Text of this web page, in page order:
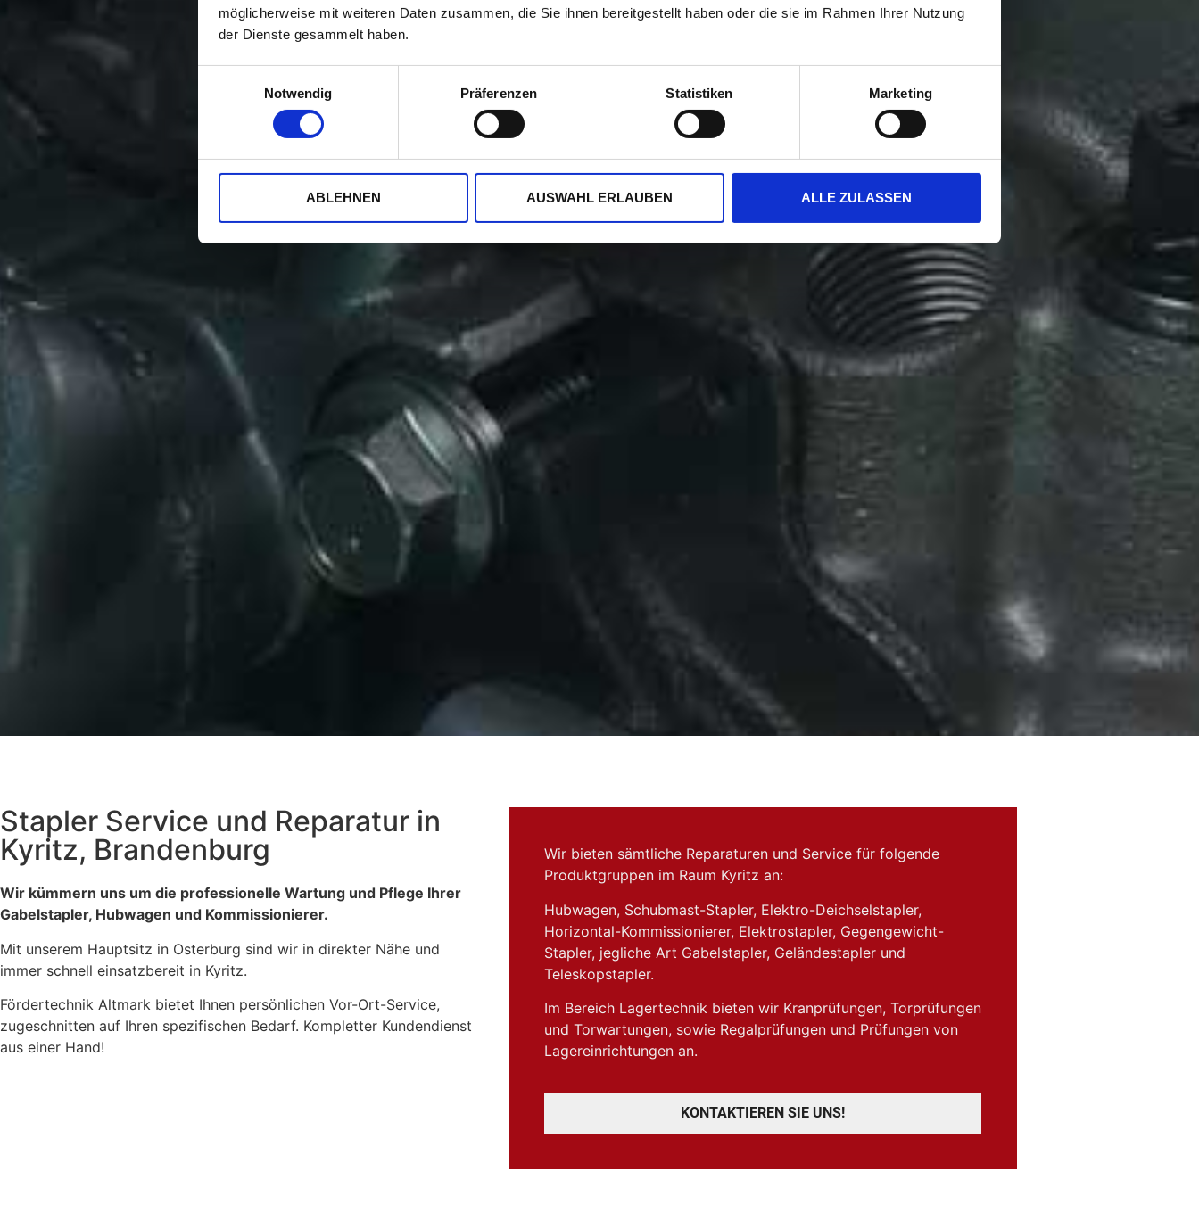
möglicherweise mit weiteren Daten zusammen, die Sie ihnen bereitgestellt haben oder die sie im Rahmen Ihrer Nutzung
der Dienste gesammelt haben.
Notwendig
Präferenzen Statistiken Marketing
ABLEHNEN AUSWAHL ERLAUBEN ALLE ZULASSEN
Stapler Service und Reparatur in
Kyritz, Brandenburg
Wir kümmern uns um die professionelle Wartung und Pflege Ihrer
Gabelstapler, Hubwagen und Kommissionierer.
Mit unserem Hauptsitz in Osterburg sind wir in direkter Nähe und
immer schnell einsatzbereit in Kyritz.
Fördertechnik Altmark bietet Ihnen persönlichen Vor-Ort-Service,
zugeschnitten auf Ihren spezifischen Bedarf. Kompletter Kundendienst
aus einer Hand!
Wir bieten sämtliche Reparaturen und Service für folgende
Produktgruppen im Raum Kyritz an:
Hubwagen, Schubmast-Stapler, Elektro-Deichselstapler,
Horizontal-Kommissionierer, Elektrostapler, Gegengewicht-
Stapler, jegliche Art Gabelstapler, Geländestapler und
Teleskopstapler.
Im Bereich Lagertechnik bieten wir Kranprüfungen, Torprüfungen
und Torwartungen, sowie Regalprüfungen und Prüfungen von
Lagereinrichtungen an.
KONTAKTIEREN SIE UNS!